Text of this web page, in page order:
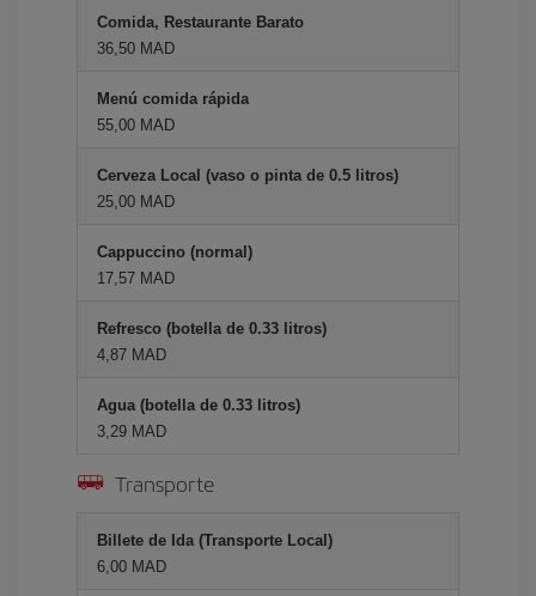
Comida, Restaurante Barato
36,50 MAD
Menú comida rápida
55,00 MAD
Cerveza Local (vaso o pinta de 0.5 litros)
25,00 MAD
Cappuccino (normal)
17,57 MAD
Refresco (botella de 0.33 litros)
4,87 MAD
Agua (botella de 0.33 litros)
3,29 MAD
Transporte
Billete de Ida (Transporte Local)
6,00 MAD